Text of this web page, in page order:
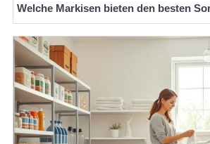
Welche Markisen bieten den besten